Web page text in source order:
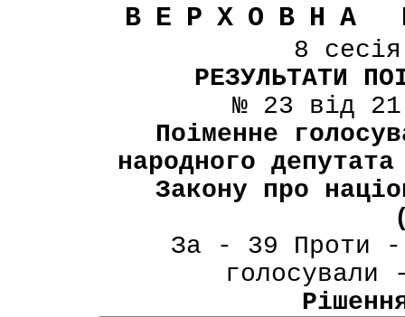
ВЕРХОВНА
8
РЕЗУЛЬТАТИ
№ 23 від
Поіменне
народного
Закону про
За - 39 Проти -